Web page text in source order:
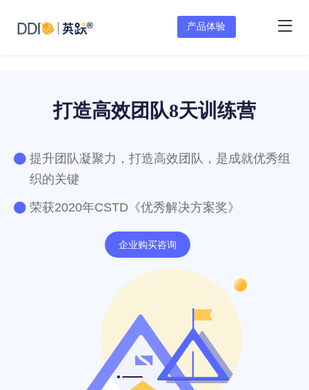
产品体验
打造高效团队8天训练营
提升团队凝聚力，打造高效团队，是成就优秀组
织的关键
荣获2020年CSTD《优秀解决方案奖》
企业购买咨询